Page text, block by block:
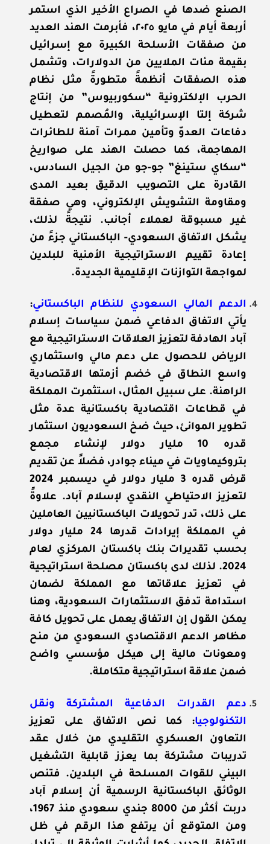
الصنع ضدها في الصراع الأخير الذي استمر
أربعة أيام في مايو ٢٠٢٥، فأبرمت الهند العديد
من صفقات الأسلحة الكبيرة مع إسرائيل
بقيمة مئات الملايين من الدولارات، وتشمل
هذه الصفقات أنظمةً متطورةً مثل نظام
الحرب الإلكترونية “سكوربيوس” من إنتاج
شركة إلتا الإسرائيلية، والمُصمم لتعطيل
دفاعات العدوّ وتأمين ممرات آمنة للطائرات
المهاجمة، كما حصلت الهند على صواريخ
“سكاي ستينغ” جو-جو من الجيل السادس،
القادرة على التصويب الدقيق بعيد المدى
ومقاومة التشويش الإلكتروني، وهي صفقة
غير مسبوقة لعملاء أجانب. نتيجةً لذلك،
يشكل الاتفاق السعودي- الباكستاني جزءً من
إعادة تقييم الاستراتيجية الأمنية للبلدين
لمواجهة التوازنات الإقليمية الجديدة.
الدعم المالي السعودي للنظام الباكستاني:
يأتي الاتفاق الدفاعي ضمن سياسات إسلام
آباد الهادفة لتعزيز العلاقات الاستراتيجية مع
الرياض للحصول على دعم مالي واستثماري
واسع النطاق في خضم أزمتها الاقتصادية
الراهنة. على سبيل المثال، استثمرت المملكة
في قطاعات اقتصادية باكستانية عدة مثل
تطوير الموانئ، حيث ضخ السعوديون استثمار
قدره 10 مليار دولار لإنشاء مجمع
بتروكيماويات في ميناء جوادر، فضلاً عن تقديم
قرض قدره 3 مليار دولار في ديسمبر 2024
لتعزيز الاحتياطي النقدي لإسلام آباد. علاوةً
على ذلك، تدر تحويلات الباكستانيين العاملين
في المملكة إيرادات قدرها 24 مليار دولار
بحسب تقديرات بنك باكستان المركزي لعام
2024. لذلك لدى باكستان مصلحة استراتيجية
في تعزيز علاقاتها مع المملكة لضمان
استدامة تدفق الاستثمارات السعودية، وهنا
يمكن القول إن الاتفاق يعمل على تحويل كافة
مظاهر الدعم الاقتصادي السعودي من منح
ومعونات مالية إلى هيكل مؤسسي واضح
ضمن علاقة استراتيجية متكاملة.
دعم القدرات الدفاعية المشتركة ونقل
التكنولوجيا: كما نص الاتفاق على تعزيز
التعاون العسكري التقليدي من خلال عقد
تدريبات مشتركة بما يعزز قابلية التشغيل
البيني للقوات المسلحة في البلدين. فتنص
الوثائق الباكستانية الرسمية أن إسلام آباد
دربت أكثر من 8000 جندي سعودي منذ 1967،
ومن المتوقع أن يرتفع هذا الرقم في ظل